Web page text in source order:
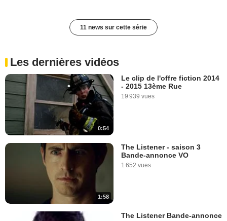
11 news sur cette série
Les dernières vidéos
0:54
Le clip de l'offre fiction 2014
- 2015 13ème Rue
19 939 vues
1:58
The Listener - saison 3
Bande-annonce VO
1 652 vues
The Listener Bande-annonce